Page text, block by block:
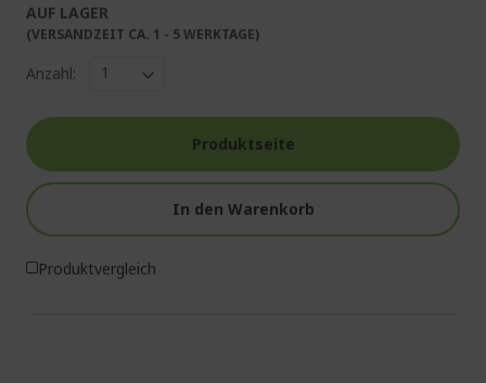
AUF LAGER
(VERSANDZEIT CA. 1 - 5 WERKTAGE)
Anzahl:
Produktseite
In den Warenkorb
Produktvergleich